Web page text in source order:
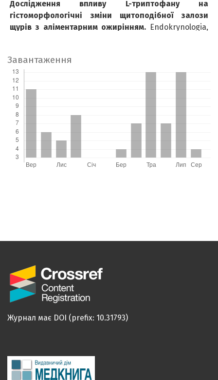
Дослідження впливу L-триптофану на
гістоморфологічні зміни щитоподібної залози
щурів з аліментарним ожирінням. Endokrynologia,
Завантаження
Журнал має DOI (prefix: 10.31793)